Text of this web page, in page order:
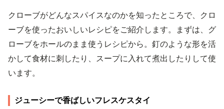
クローブがどんなスパイスなのかを知ったところで、クロ
ーブを使ったおいしいレシピをご紹介します。まずは、グ
ローブをホールのまま使うレシピから。釘のような形を活
かして食材に刺したり、スープに入れて煮出したりして使
います。
ジューシーで香ばしいフレスケスタイ